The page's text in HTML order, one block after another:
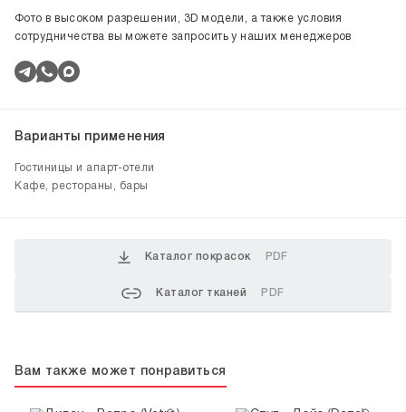
Фото в высоком разрешении, 3D модели, а также условия
сотрудничества вы можете запросить у наших менеджеров
Варианты применения
Гостиницы и апарт-отели
Кафе, рестораны, бары
Каталог покрасок PDF
Каталог тканей PDF
Вам также может понравиться